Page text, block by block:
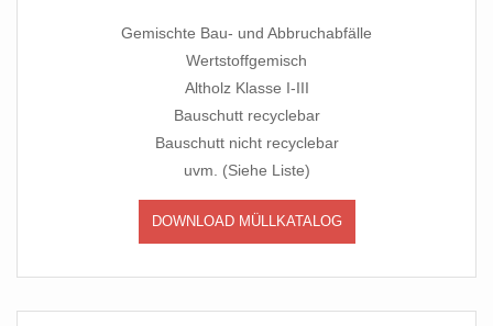
Gemischte Bau- und Abbruchabfälle
Wertstoffgemisch
Altholz Klasse I-III
Bauschutt recyclebar
Bauschutt nicht recyclebar
uvm. (Siehe Liste)
DOWNLOAD MÜLLKATALOG